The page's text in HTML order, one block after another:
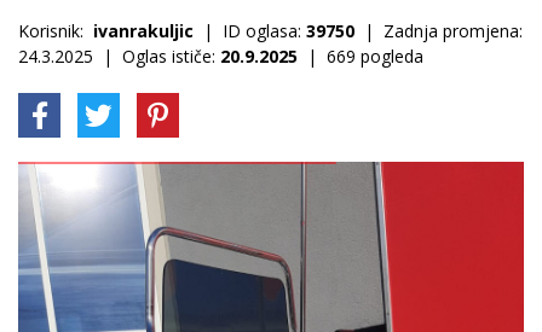
Korisnik: ivanrakuljic | ID oglasa: 39750 | Zadnja promjena:
24.3.2025 | Oglas ističe: 20.9.2025 | 669 pogleda